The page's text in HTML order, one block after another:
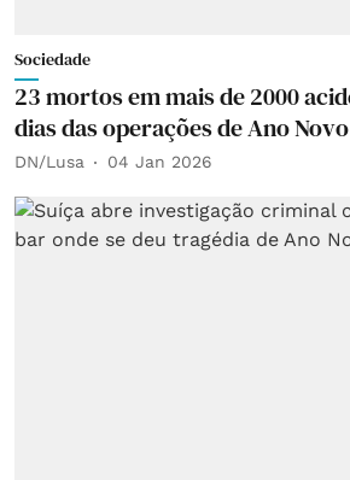
Sociedade
23 mortos em mais de 2000
dias das operações de Ano Novo
DN/Lusa 04 Jan 2026